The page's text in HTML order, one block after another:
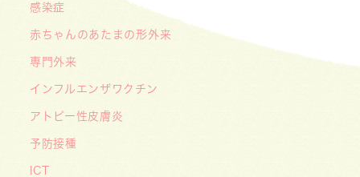
ゴールデンウィーク（GW）の処方薬受け取りに
関する重要なお願い〜処方箋の有効期限は当日を
含めて「4日間」です〜
感染症
赤ちゃんのあたまの形外来
専門外来
インフルエンザワクチン
アトピー性皮膚炎
予防接種
ICT